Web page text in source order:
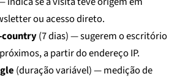
ou acesso direto.
country(7 dias) — sugerem o escritório
a partir do endereço IP.
(duração variável) — medição de